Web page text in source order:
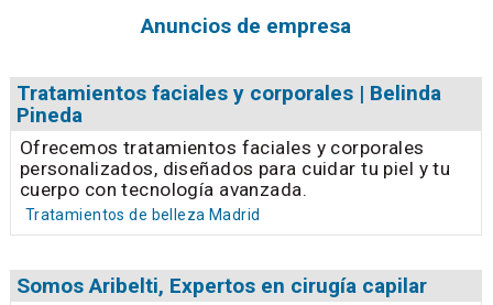
Anuncios de empresa
Tratamientos faciales y corporales | Belinda
Pineda
Ofrecemos tratamientos faciales y corporales
personalizados, diseñados para cuidar tu piel y tu
cuerpo con tecnología avanzada.
Tratamientos de belleza Madrid
Somos Aribelti, Expertos en cirugía capilar